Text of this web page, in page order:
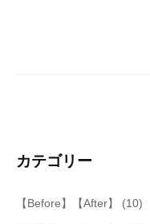
カテゴリー
【Before】【After】 (10)